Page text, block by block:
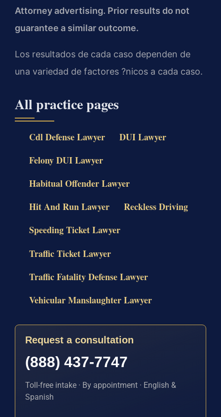
Attorney advertising. Prior results do not
guarantee a similar outcome.
Los resultados de cada caso dependen de
una variedad de factores ?nicos a cada caso.
All practice pages
Cdl Defense Lawyer
DUI Lawyer
Felony DUI Lawyer
Habitual Offender Lawyer
Hit And Run Lawyer
Reckless Driving
Speeding Ticket Lawyer
Traffic Ticket Lawyer
Traffic Fatality Defense Lawyer
Vehicular Manslaughter Lawyer
Request a consultation
(888) 437-7747
Toll-free intake · By appointment · English &
Spanish